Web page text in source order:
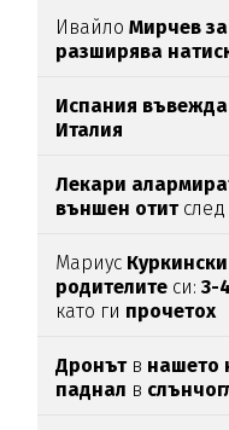
ИвайлоМирчев
разширява
Испания
Италия
Лекари
външен отитслед
Мариус
родителите си:3-
като ги прочетох
Дронътв нашето
паднал в